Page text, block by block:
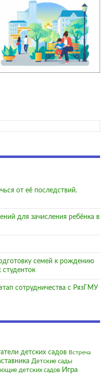
от её последствий.
для зачисления ребёнка в
семей к рождению
сотрудничества с РязГМУ
детских садов Встреча
Детские сады
детских садов Игра